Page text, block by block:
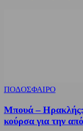
ΠΟΔΟΣΦΑΙΡΟ
Μπουά –
κούρσα για την